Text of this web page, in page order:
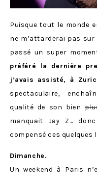
Puisque tout le monde
ne m’attarderai pas
passé un super
préféré la dernière
j’avais assisté, à
spectaculaire,
qualité de son bien
manquait Jay Z…
compensé ces quelques
Dimanche.
Un weekend à Paris